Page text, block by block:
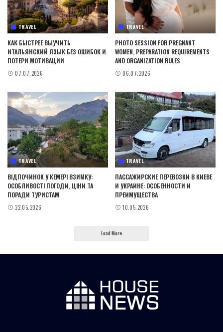
TRAVEL
КАК БЫСТРЕЕ ВЫУЧИТЬ
ИТАЛЬЯНСКИЙ ЯЗЫК БЕЗ ОШИБОК И
ПОТЕРИ МОТИВАЦИИ
07.07.2026
TRAVEL
PHOTO SESSION FOR PREGNANT
WOMEN, PREPARATION REQUIREMENTS
AND ORGANIZATION RULES
06.07.2026
TRAVEL
ВІДПОЧИНОК У КЕМЕРІ ВЗИМКУ:
ОСОБЛИВОСТІ ПОГОДИ, ЦІНИ ТА
ПОРАДИ ТУРИСТАМ
22.05.2026
TRAVEL
ПАССАЖИРСКИЕ ПЕРЕВОЗКИ В КИЕВЕ
И УКРАИНЕ: ОСОБЕННОСТИ И
ПРЕИМУЩЕСТВА
10.05.2026
Load More